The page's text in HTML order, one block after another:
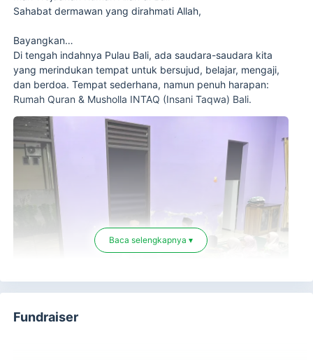
Sahabat dermawan yang dirahmati Allah,
Bayangkan…
Di tengah indahnya Pulau Bali, ada saudara-saudara kita
yang merindukan tempat untuk bersujud, belajar, mengaji,
dan berdoa. Tempat sederhana, namun penuh harapan:
Rumah Quran & Musholla INTAQ (Insani Taqwa) Bali.
Baca selengkapnya ▾
Fundraiser